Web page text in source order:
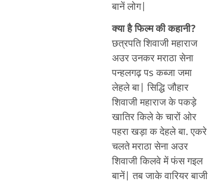
बानें लोग|
क्या है फिल्म की कहानी?
छत्रपति शिवाजी महाराज
अउर उनकर मराठा सेना
पन्हलगढ़ पs कब्जा जमा
लेहले बा| सिद्धि जौहार
शिवाजी महाराज के पकड़े
खातिर किले के चारों ओर
पहरा खड़ा क देहले बा. एकरे
चलते मराठा सेना अउर
शिवाजी किलवे में फंस गइल
बानें| तब जाके वारियर बाजी